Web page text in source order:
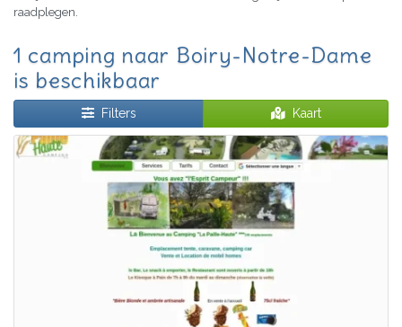
raadplegen.
1 camping naar Boiry-Notre-Dame
is beschikbaar
Filters Kaart